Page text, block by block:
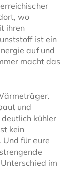
wo
ihren
ist ein
auf und
macht das
und
kühler
kein
für eure
im